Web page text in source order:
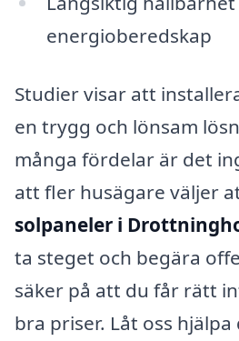
energioberedskap
Studier visar att
en trygg och lönsam
många fördelar är det
att fler husägare väljer
solpaneler i
ta steget och begära
säker på att du får rätt
bra priser. Låt oss